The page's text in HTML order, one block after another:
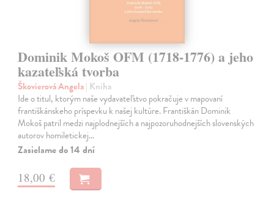
Dominik Mokoš OFM (1718-1776) a jeho
kazateľská tvorba
Škovierová Angela| Kniha
Ide o titul, ktorým naše vydavateľstvo pokračuje v mapovaní
františkánskeho príspevku k našej kultúre. Františkán Dominik
Mokoš patril medzi najplodnejších a najpozoruhodnejších slovenských
autorov homiletickej…
Zasielame do 14 dní
18,00 €